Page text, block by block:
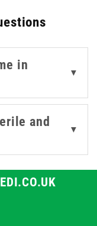
flexibility
handling.
and built for
Care, or
needle to meet
in
▼
and
▼